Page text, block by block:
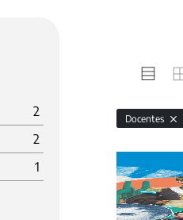
2
2
1
Docentes